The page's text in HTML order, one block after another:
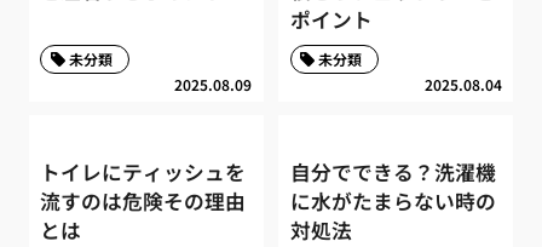
2025.08.09
未分類
ポイント
2025.08.04
未分類
トイレにティッシュを
流すのは危険その理由
とは
自分でできる？洗濯機
に水がたまらない時の
対処法